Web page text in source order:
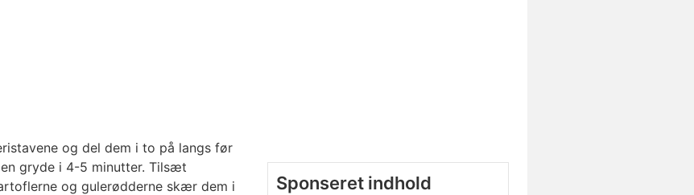
og del dem i to på langs før
gryde i 4-5 minutter. Tilsæt
og gulerødderne skær dem i